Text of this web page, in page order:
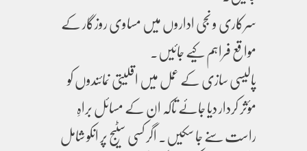
سرکاری و نجی اداروں میں مساوی روزگار کے
مواقع فراہم کیے جائیں۔
پالیسی سازی کے عمل میں اقلیتی نمائندوں کو
مؤثر کردار دیا جائے تاکہ ان کے مسائل براہِ
راست سنے جا سکیں۔ اگر کسی سٹیج پر انکو شامل